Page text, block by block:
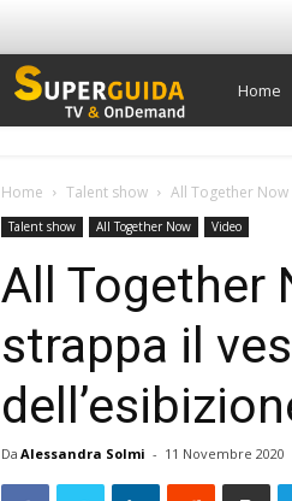
Super
TV
Home
Home Talent show All Together Now
Talent show All Together Now Video
All Together
strappa il
Da Alessandra Solmi - 11 Novembre 2020